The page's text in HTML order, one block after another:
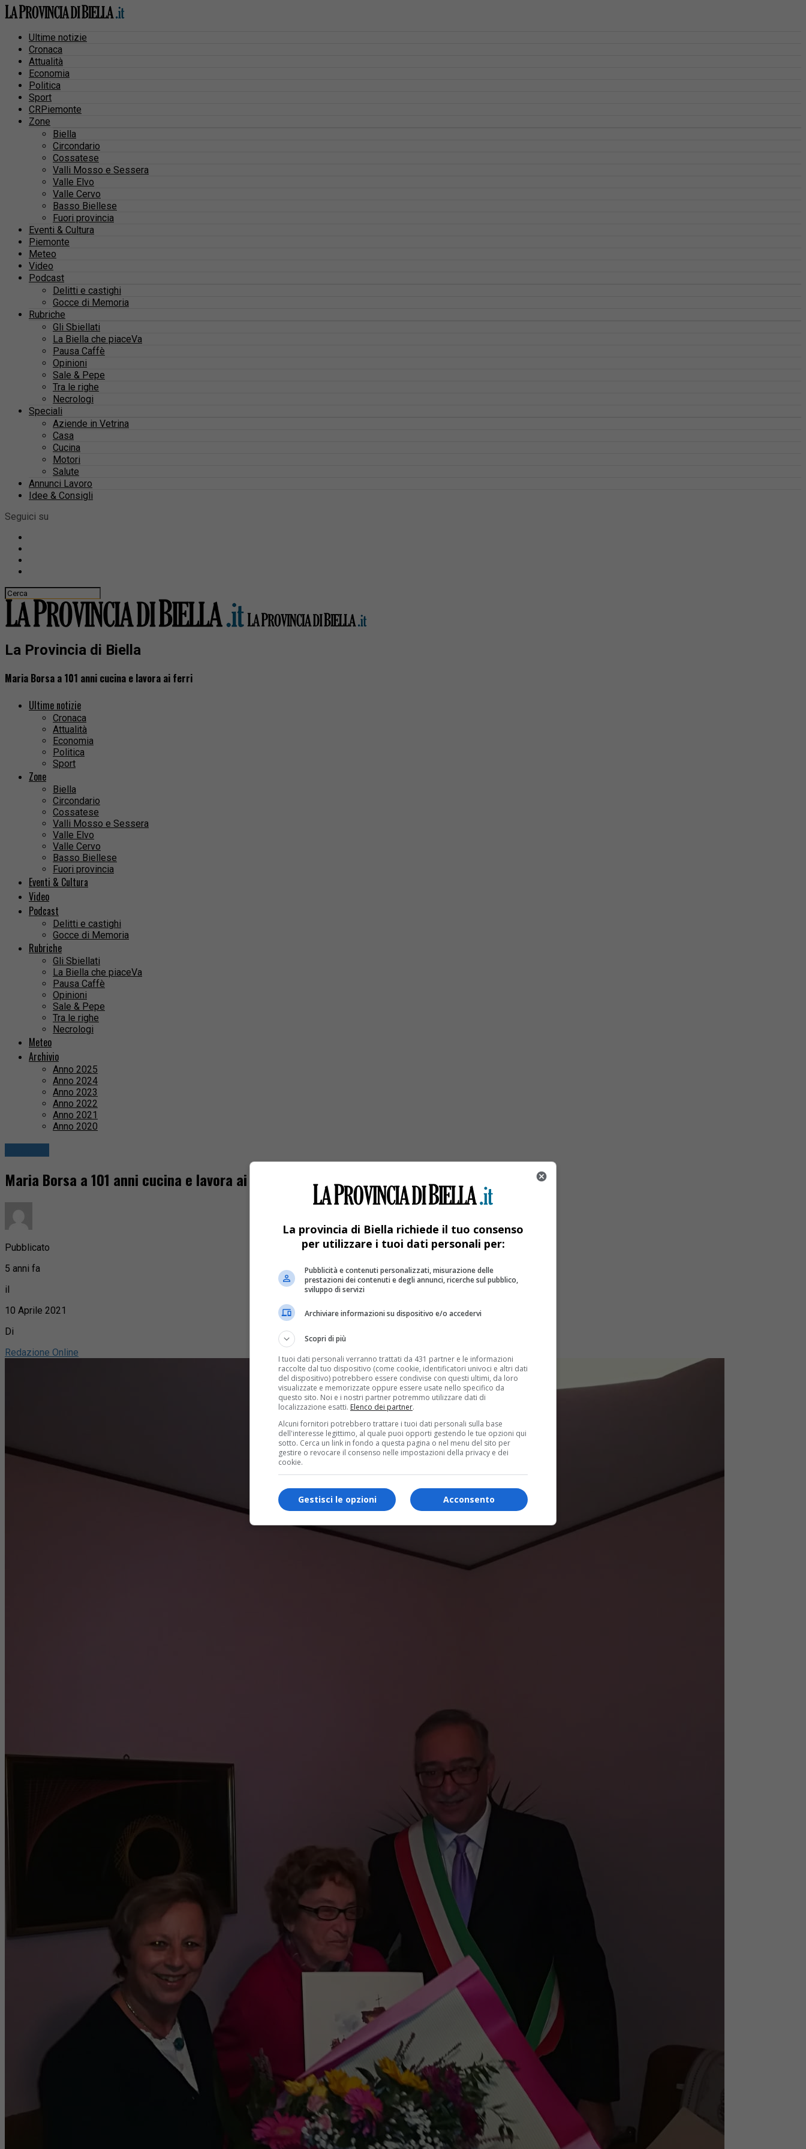
Ultime notizie
Cronaca
Attualità
Economia
Politica
Sport
CRPiemonte
Zone
Biella
Circondario
Cossatese
Valli Mosso e Sessera
Valle Elvo
Valle Cervo
Basso Biellese
Fuori provincia
Eventi & Cultura
Piemonte
Meteo
Video
Podcast
Delitti e castighi
Gocce di Memoria
Rubriche
Gli Sbiellati
La Biella che piaceVa
Pausa Caffè
Opinioni
Sale & Pepe
Tra le righe
Necrologi
Speciali
Aziende in Vetrina
Casa
Cucina
Motori
Salute
Annunci Lavoro
Idee & Consigli
Seguici su
La Provincia di Biella
Maria Borsa a 101 anni cucina e lavora ai ferri
Ultime notizie
Cronaca
Attualità
Economia
Politica
Sport
Zone
Biella
Circondario
Cossatese
Valli Mosso e Sessera
Valle Elvo
Valle Cervo
Basso Biellese
Fuori provincia
Eventi & Cultura
Video
Podcast
Delitti e castighi
Gocce di Memoria
Rubriche
Gli Sbiellati
La Biella che piaceVa
Pausa Caffè
Opinioni
Sale & Pepe
Tra le righe
Necrologi
Meteo
Archivio
Anno 2025
Anno 2024
Anno 2023
Anno 2022
Anno 2021
Anno 2020
Maria Borsa a 101 anni cucina e lavora ai ferri
Pubblicato
5 anni fa
il
10 Aprile 2021
Di
Redazione Online
La provincia di Biella richiede il tuo consenso
per utilizzare i tuoi dati personali per:
Pubblicità e contenuti personalizzati, misurazione delle
prestazioni dei contenuti e degli annunci, ricerche sul pubblico,
sviluppo di servizi
Archiviare informazioni su dispositivo e/o accedervi
Scopri di più
I tuoi dati personali verranno trattati da 431 partner e le informazioni
raccolte dal tuo dispositivo (come cookie, identificatori univoci e altri dati
del dispositivo) potrebbero essere condivise con questi ultimi, da loro
visualizzate e memorizzate oppure essere usate nello specifico da
questo sito. Noi e i nostri partner potremmo utilizzare dati di
localizzazione esatti. Elenco dei partner.
Alcuni fornitori potrebbero trattare i tuoi dati personali sulla base
dell'interesse legittimo, al quale puoi opporti gestendo le tue opzioni qui
sotto. Cerca un link in fondo a questa pagina o nel menu del sito per
gestire o revocare il consenso nelle impostazioni della privacy e dei
cookie.
Acconsento
Gestisci le opzioni